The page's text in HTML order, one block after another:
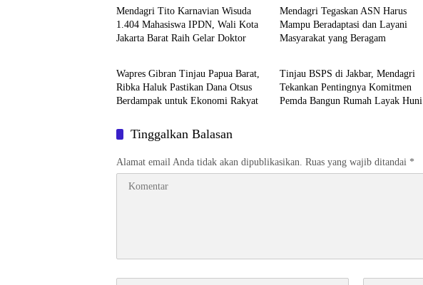
Mendagri Tito Karnavian Wisuda
1.404 Mahasiswa IPDN, Wali Kota
Jakarta Barat Raih Gelar Doktor
Mendagri Tegaskan ASN Harus
Mampu Beradaptasi dan Layani
Masyarakat yang Beragam
Wapres Gibran Tinjau Papua Barat,
Ribka Haluk Pastikan Dana Otsus
Berdampak untuk Ekonomi Rakyat
Kemendagri
Tinjau BSPS di Jakbar, Mendagri
Tekankan Pentingnya Komitmen
Pemda Bangun Rumah Layak Huni
Tinggalkan Balasan
Alamat email Anda tidak akan dipublikasikan. Ruas yang wajib ditandai *